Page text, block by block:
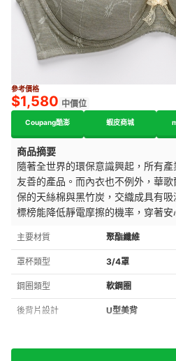
參考價格
$1,580 中價位
Coupang酷澎 蝦皮商城
商品摘要
隨著全世界的環保意識興起，所有
友善的產品。而內衣也不例外，華
保的天絲棉與黑竹炭，交織成具有吸
標榜能降低靜電摩擦的機率，穿著安
主要材質 聚酯纖維
罩杯類型 3/4罩
鋼圈類型 軟鋼圈
後背片設計 U型美背